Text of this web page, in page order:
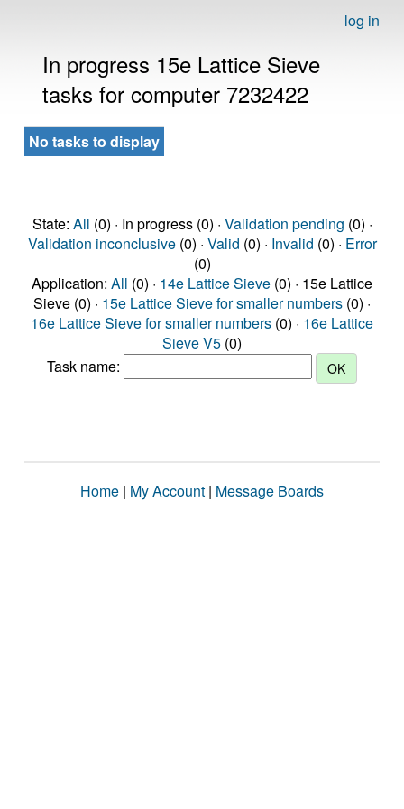
log in
In progress 15e Lattice Sieve
tasks for computer 7232422
No tasks to display
State: All (0) · In progress (0) · Validation pending (0) ·
Validation inconclusive(0) · Valid (0) · Invalid (0) · Error
(0)
Application: All (0) · 14e Lattice Sieve (0) · 15e Lattice
Sieve (0) · 15e Lattice Sieve for smaller numbers (0) ·
16e Lattice Sieve for smaller numbers (0) · 16e Lattice
Sieve V5 (0)
Task name:
Home | My Account | Message Boards